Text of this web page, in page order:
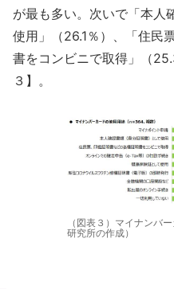
が最も多い。次いで「本人
使用」（26.1％）、「住民
書をコンビニで取得」（
３】。
（図表３）マイナンバ
研究所の作成）